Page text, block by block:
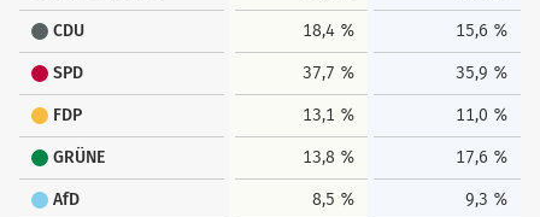
CDU 18,4 % 15,6 %
SPD 37,7 % 35,9 %
FDP 13,1 % 11,0 %
GRÜNE 13,8 % 17,6 %
AfD 8,5 % 9,3 %